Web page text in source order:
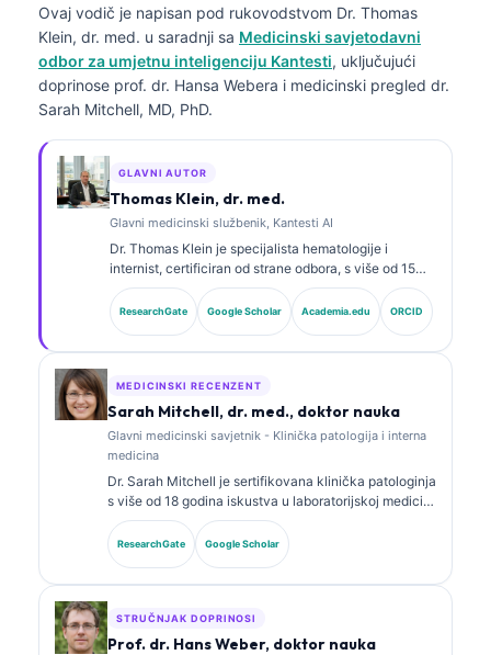
Ovaj vodič je napisan pod rukovodstvom Dr. Thomas
Klein, dr. med. u saradnji sa Medicinski savjetodavni
odbor za umjetnu inteligenciju Kantesti, uključujući
doprinose prof. dr. Hansa Webera i medicinski pregled dr.
Sarah Mitchell, MD, PhD.
GLAVNI AUTOR
Thomas Klein, dr. med.
Glavni medicinski službenik, Kantesti AI
Dr. Thomas Klein je specijalista hematologije i
internist, certificiran od strane odbora, s više od 15
godina iskustva u laboratorijskoj medicini i kliničkoj
analizi uz pomoć AI. Kao glavni medicinski direktor u
Kantesti AI, pruža klinički nadzor nad medicinskom
biomarkera i laboratorijskoj dijagnostici.
ResearchGate Google Scholar Academia.edu ORCID
MEDICINSKI RECENZENT
Sarah Mitchell, dr. med., doktor nauka
Glavni medicinski savjetnik - Klinička patologija i interna
medicina
Dr. Sarah Mitchell je sertifikovana klinička patologinja
s više od 18 godina iskustva u laboratorijskoj medicini
i dijagnostičkoj analizi. Ima specijalističke sertifikate
iz kliničke biohemije i opsežno je objavljivala radove
o panelima biomarkera i laboratorijskoj analizi u
ResearchGate Google Scholar
STRUČNJAK DOPRINOSI
Prof. dr. Hans Weber, doktor nauka